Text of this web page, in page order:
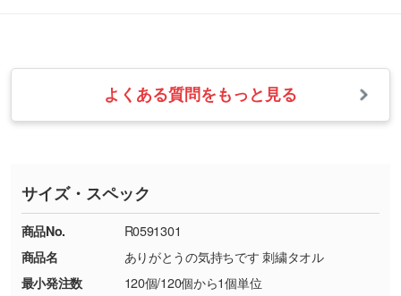
・1色印刷でグラデーションや濃淡を表現した
い
す。→詳しく見る
・コーポレートカラーを使って印刷したい／印
刷色にこだわりがある
DIC・PANTONEなどのカラーチップの指定や、
また、お選びいただいた印刷色が本体色に合わ
ない場合や仕上がりに影響しそうな場合は、ス
タッフから別の色をご案内することもございま
・お届け時に商品が損傷・故障している場合
・ご注文と異なる商品が届いた場合
・印刷不良があった場合
※詳しくは「商品の良品基準について
ください。
【返品・交換ができない場合】
・お客様の元で商品を加工された場合、または
業日以内に担当スタッフよりメールにてご連絡
いたします。
お急ぎの場合はお電話でのご質問も受け付けて
TEL：0422-29-9911 営業時間10:00～
18:00(土日祝日除く)
お問い合わせフォームはこちら
よくある質問をもっと見る
サイズ・スペック
商品No.
R0591301
商品名
ありがとうの気持ちです 刺繍タオル
最小発注数
120個/120個から1個単位